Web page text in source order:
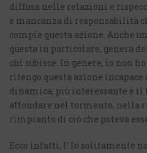
diffusa nelle relazioni e
e mancanza di responsabilità
compie questa azione. Anche
questa in particolare, genera
chi subisce. In genere, io non
ritengo questa azione incapace
dinamica, più interessante è il
affondare nel tormento, nella
rimpianto di ciò che poteva
Ecco infatti, l’ Io solitamente